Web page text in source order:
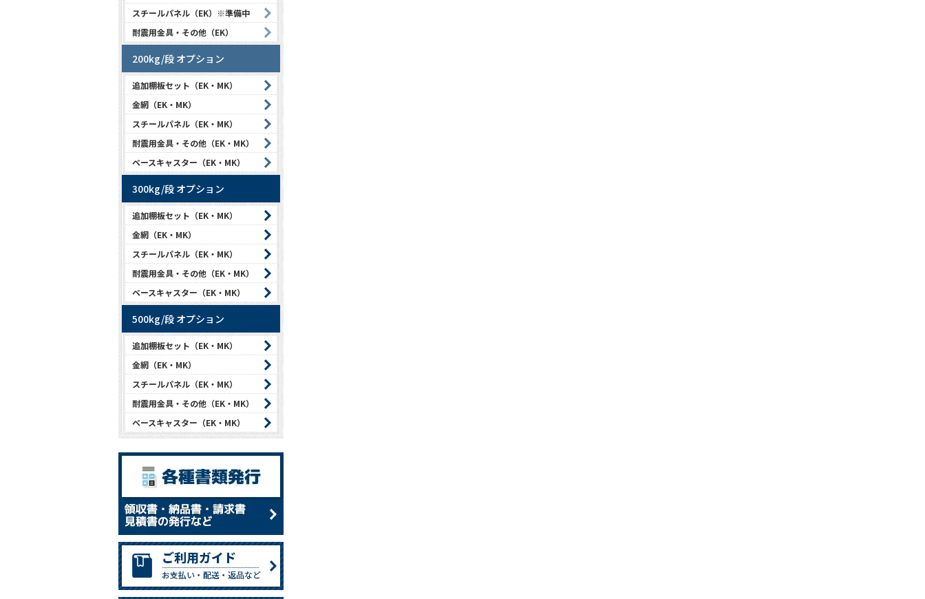
スチールパネル（EK）※準備中
耐震用金具・その他（EK）
200kg/段 オプション
追加棚板セット（EK・MK）
金網（EK・MK）
スチールパネル（EK・MK）
耐震用金具・その他（EK・MK）
ベースキャスター（EK・MK）
300kg/段 オプション
追加棚板セット（EK・MK）
金網（EK・MK）
スチールパネル（EK・MK）
耐震用金具・その他（EK・MK）
ベースキャスター（EK・MK）
500kg/段 オプション
追加棚板セット（EK・MK）
金網（EK・MK）
スチールパネル（EK・MK）
耐震用金具・その他（EK・MK）
ベースキャスター（EK・MK）